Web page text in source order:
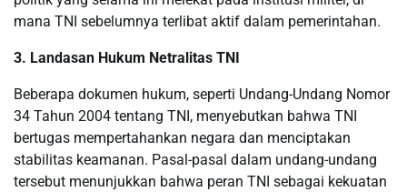
mana TNI sebelumnya terlibat aktif dalam pemerintahan.
3. Landasan Hukum Netralitas TNI
Beberapa dokumen hukum, seperti Undang-Undang Nomor
34 Tahun 2004 tentang TNI, menyebutkan bahwa TNI
bertugas mempertahankan negara dan menciptakan
stabilitas keamanan. Pasal-pasal dalam undang-undang
tersebut menunjukkan bahwa peran TNI sebagai kekuatan